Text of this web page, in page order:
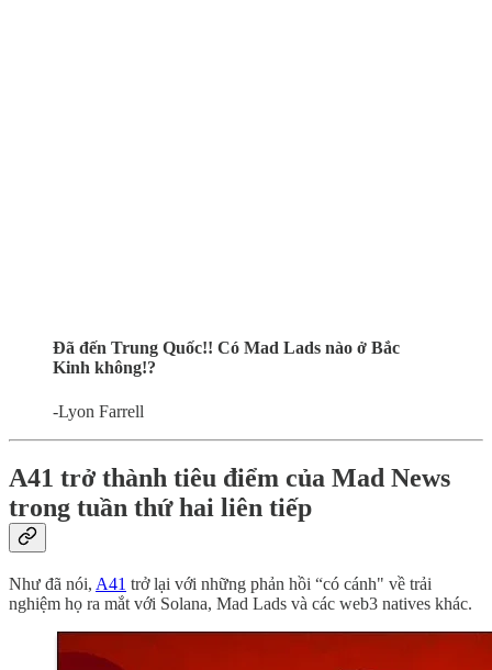
Đã đến Trung Quốc!! Có Mad Lads nào ở Bắc
Kinh không!?
-Lyon Farrell
A41 trở thành tiêu điểm của Mad News
trong tuần thứ hai liên tiếp
Như đã nói, A41 trở lại với những phản hồi “có cánh" về trải
nghiệm họ ra mắt với Solana, Mad Lads và các web3 natives khác.